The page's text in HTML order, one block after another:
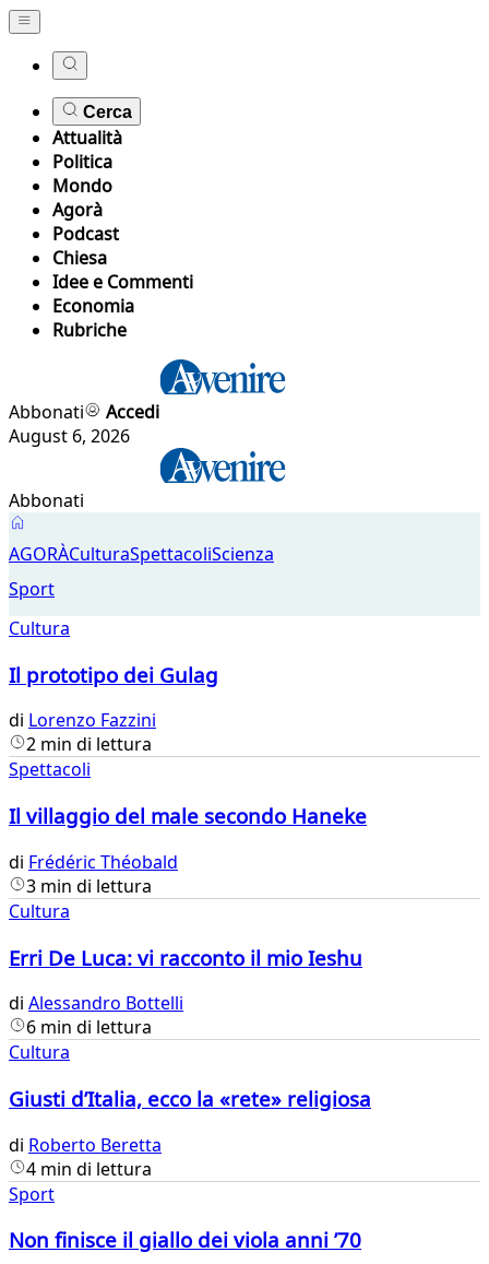
Cerca
Attualità
Politica
Mondo
Agorà
Podcast
Chiesa
Idee e Commenti
Economia
Rubriche
Abbonati
Accedi
August 6, 2026
Abbonati
Agorà
AGORÀCulturaSpettacoliScienza
Sport
Cultura
Il prototipo dei Gulag
di Lorenzo Fazzini
2 min di lettura
Spettacoli
Il villaggio del male secondo Haneke
di Frédéric Théobald
3 min di lettura
Cultura
Erri De Luca: vi racconto il mio Ieshu
di Alessandro Bottelli
6 min di lettura
Cultura
Giusti d’Italia, ecco la «rete» religiosa
di Roberto Beretta
4 min di lettura
Sport
Non finisce il giallo dei viola anni ’70